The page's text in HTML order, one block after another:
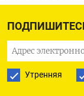
Утренняя
евро - при
сможет
У ИнтерРАО